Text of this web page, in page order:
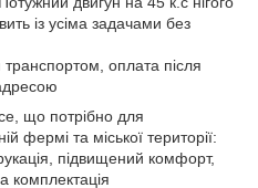
із усіма задачами без
оплата після
що потрібно для
фермі та міської території:
підвищений комфорт,
комплектація